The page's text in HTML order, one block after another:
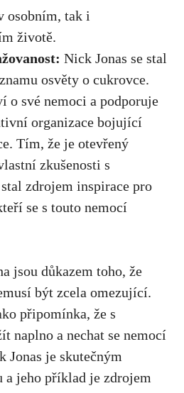
osobním, ‌tak i
životě.
Nick⁣ Jonas se stal‍
⁤osvěty o⁤ cukrovce.⁤
o své nemoci a podporuje
organizace ⁤bojující
Tím, že je otevřený
zkušenosti s
zdrojem inspirace⁢ pro⁢
se s touto nemocí
jsou důkazem toho, že
být zcela omezující.
připomínka,‌ že s
naplno a⁣ nechat⁣ se‍ nemocí⁢
Jonas je skutečným
jeho příklad je zdrojem